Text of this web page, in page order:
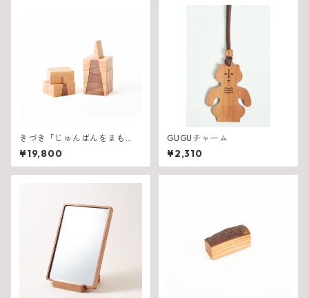
きづき「じゅんばんをまも
る」
¥19,800
GUGUチャーム
¥2,310